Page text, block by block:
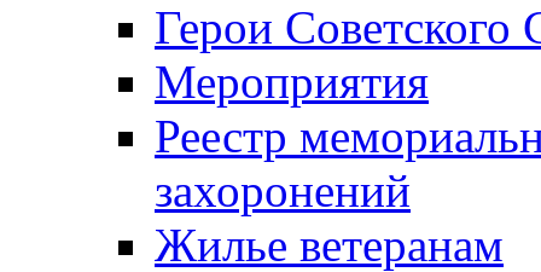
Герои Советского
Мероприятия
Реестр
захоронений
Жилье ветеранам